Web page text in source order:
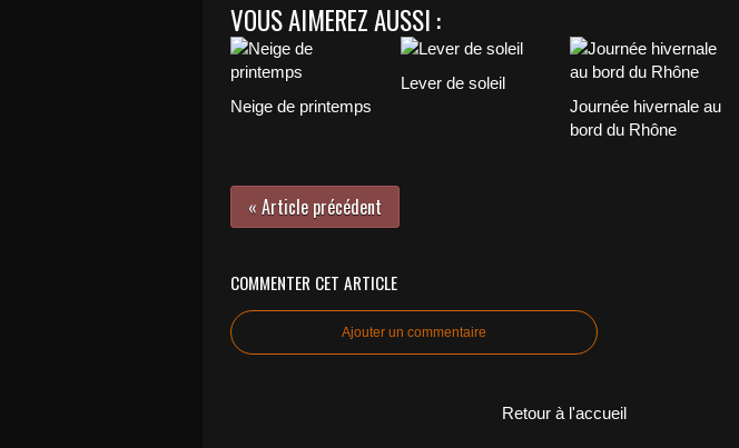
VOUS AIMEREZ AUSSI :
Neige de printemps
Lever de soleil
Journée hivernale au
bord du Rhône
« Article précédent
COMMENTER CET ARTICLE
Ajouter un commentaire
Retour à l'accueil